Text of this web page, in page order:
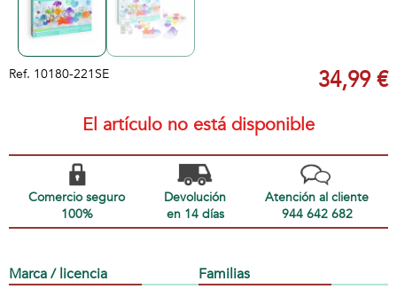
Ref. 10180-221SE 34,99 €
El artículo no está disponible
Comercio seguro
100%
Devolución
en 14 días
Atención al cliente
944 642 682
Marca / licencia Familias